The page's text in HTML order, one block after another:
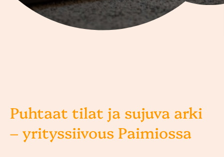
Puhtaat tilat ja sujuva arki
– yrityssiivous Paimiossa